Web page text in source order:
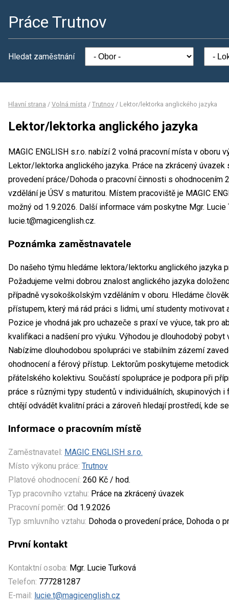
Práce Trutnov
Hledat zaměstnání
Hlavní strana / Volná místa / Trutnov / Lektor/lektorka anglického jazyka
Lektor/lektorka anglického jazyka
MAGIC ENGLISH s.r.o. nabízí 2 volná pracovní místa v oboru
Lektor/lektorka anglického jazyka. Práce na zkrácený úvazek
provedení práce/Dohoda o pracovní činnosti s ohodnocením
vzdělání je ÚSV s maturitou. Místem pracoviště je MAGIC
možný od 1.9.2026. Další informace vám poskytne Mgr. Lucie
lucie.t@magicenglish.cz.
Poznámka zaměstnavatele
Do našeho týmu hledáme lektora/lektorku anglického jazyka
Požadujeme velmi dobrou znalost anglického jazyka
případně vysokoškolským vzděláním v oboru. Hledáme
přístupem, který má rád práci s lidmi, umí studenty
Pozice je vhodná jak pro uchazeče s praxí ve výuce, tak pro
kvalifikaci a nadšení pro výuku. Výhodou je dlouhodobý pobyt
Nabízíme dlouhodobou spolupráci ve stabilním zázemí
ohodnocení a férový přístup. Lektorům poskytujeme
přátelského kolektivu. Součástí spolupráce je podpora při
práce s různými typy studentů v individuálních, skupinových i
chtějí odvádět kvalitní práci a zároveň hledají prostředí, kde
Informace o pracovním místě
Zaměstnavatel: MAGIC ENGLISH s.r.o.
Místo výkonu práce: Trutnov
Platové ohodnocení: 260 Kč / hod.
Typ pracovního vztahu: Práce na zkrácený úvazek
Pracovní poměr: Od 1.9.2026
Typ smluvního vztahu: Dohoda o provedení práce, Dohoda o
První kontakt
Kontaktní osoba: Mgr. Lucie Turková
Telefon: 777281287
E-mail: lucie.t@magicenglish.cz